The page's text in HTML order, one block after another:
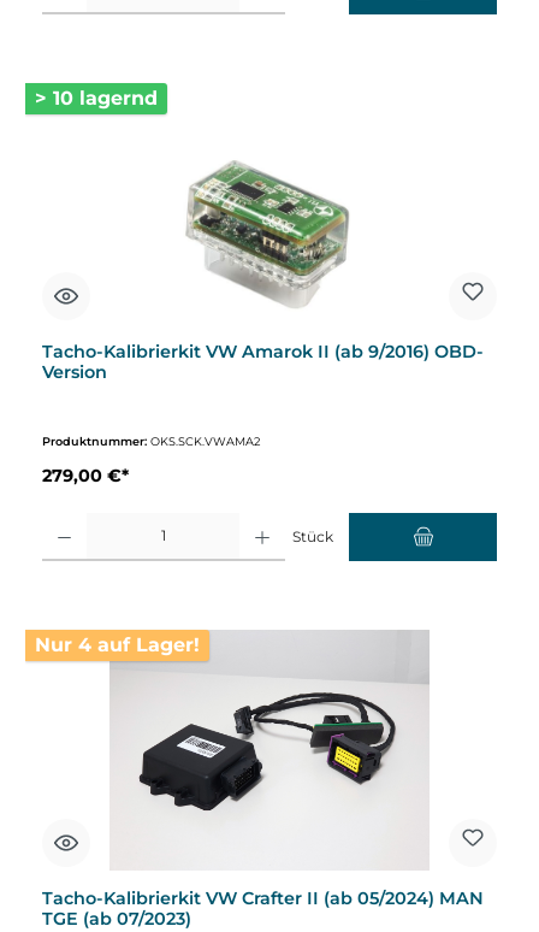
> 10 lagernd
Tacho-Kalibrierkit VW Amarok II (ab 9/2016) OBD-
Version
Produktnummer: OKS.SCK.VWAMA2
279,00 €*
Stück
Nur 4 auf Lager!
Tacho-Kalibrierkit VW Crafter II (ab 05/2024) MAN
TGE (ab 07/2023)